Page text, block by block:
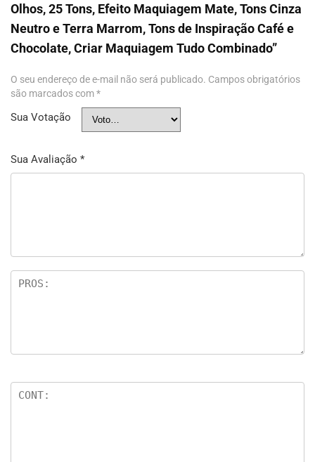
Olhos, 25 Tons, Efeito Maquiagem Mate, Tons Cinza
Neutro e Terra Marrom, Tons de Inspiração Café e
Chocolate, Criar Maquiagem Tudo Combinado”
O seu endereço de e-mail não será publicado. Campos obrigatórios
são marcados com*
Sua Votação
Sua Avaliação *